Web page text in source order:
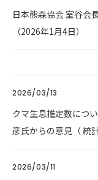
日本熊森協会 室谷会
（2026年1月4日）
2026/03/13
クマ生息推定数につ
彦氏からの意見（ 統
2026/03/11